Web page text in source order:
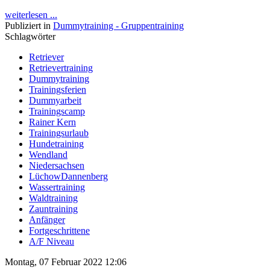
weiterlesen ...
Publiziert in Dummytraining - Gruppentraining
Schlagwörter
Retriever
Retrievertraining
Dummytraining
Trainingsferien
Dummyarbeit
Trainingscamp
Rainer Kern
Trainingsurlaub
Hundetraining
Wendland
Niedersachsen
LüchowDannenberg
Wassertraining
Waldtraining
Zauntraining
Anfänger
Fortgeschrittene
A/F Niveau
Montag, 07 Februar 2022 12:06